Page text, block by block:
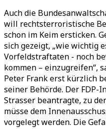
Auch die
will rechtsterroristische
schon im Keim ersticken.
sich gezeigt, „wie wichtig
Vorfeldstraftaten - noch
kommen – einzugreifen“,
Peter Frank erst kürzlich
seiner Behörde. Der
Strasser beantragte, zu
müsse dem
vorgelegt werden. Die